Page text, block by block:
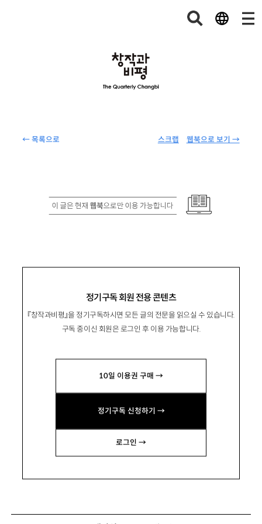
← 목록으로 웹북으로 보기 →
스크랩
정기구독 회원 전용 콘텐츠
『창작과비평』을 정기구독하시면 모든 글의 전문을 읽으실 수 있습니다.
구독 중이신 회원은 로그인 후 이용 가능합니다.
10일 이용권 구매 →
정기구독 신청하기 →
로그인 →